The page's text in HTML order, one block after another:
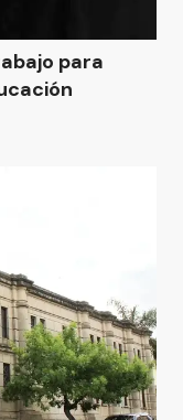
para